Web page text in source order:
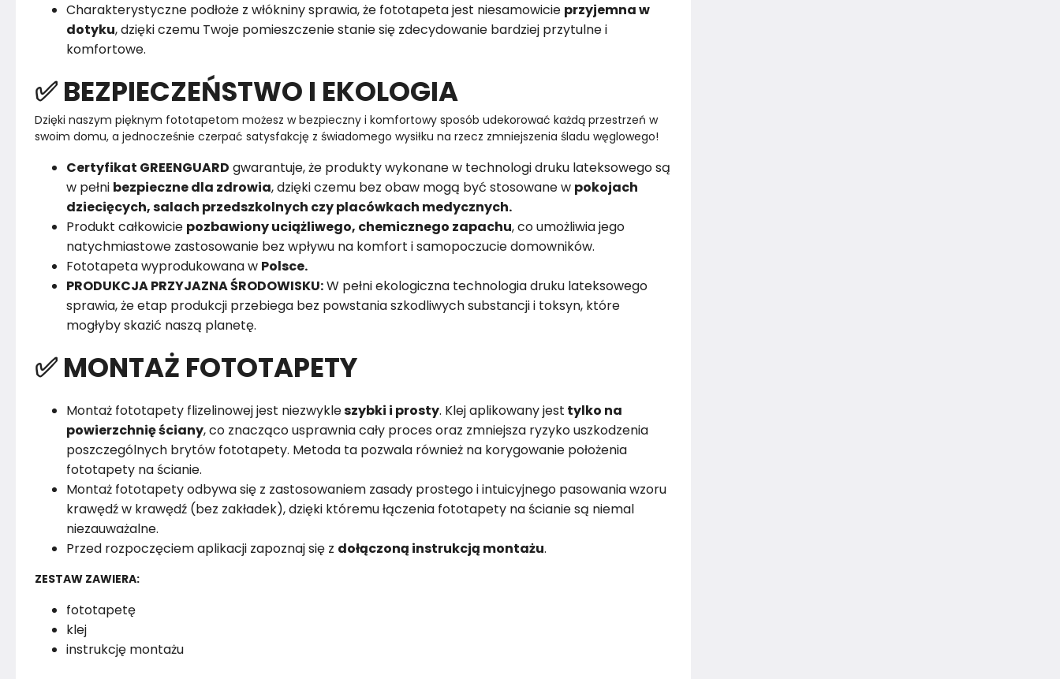
Charakterystyczne podłoże z włókniny sprawia, że fototapeta jest niesamowicie przyjemna w
dotyku, dzięki czemu Twoje pomieszczenie stanie się zdecydowanie bardziej przytulne i
komfortowe.
✅ BEZPIECZEŃSTWO I EKOLOGIA
Dzięki naszym pięknym fototapetom możesz w bezpieczny i komfortowy sposób udekorować każdą przestrzeń w
swoim domu, a jednocześnie czerpać satysfakcję z świadomego wysiłku na rzecz zmniejszenia śladu węglowego!
Certyfikat GREENGUARD gwarantuje, że produkty wykonane w technologi druku lateksowego są
w pełni bezpieczne dla zdrowia, dzięki czemu bez obaw mogą być stosowane w pokojach
dziecięcych, salach przedszkolnych czy placówkach medycznych.
Produkt całkowicie pozbawiony uciążliwego, chemicznego zapachu, co umożliwia jego
natychmiastowe zastosowanie bez wpływu na komfort i samopoczucie domowników.
Fototapeta wyprodukowana w Polsce.
PRODUKCJA PRZYJAZNA ŚRODOWISKU:W pełni ekologiczna technologia druku lateksowego
sprawia, że etap produkcji przebiega bez powstania szkodliwych substancji i toksyn, które
mogłyby skazić naszą planetę.
✅ MONTAŻ FOTOTAPETY
Montaż fototapety flizelinowej jest niezwykleszybki i prosty. Klej aplikowany jest tylko na
powierzchnię ściany, co znacząco usprawnia cały proces oraz zmniejsza ryzyko uszkodzenia
poszczególnych brytów fototapety. Metoda ta pozwala również na korygowanie położenia
fototapety na ścianie.
Montaż fototapety odbywa się z zastosowaniem zasady prostego i intuicyjnego pasowania wzoru
krawędź w krawędź (bez zakładek), dzięki któremu łączenia fototapety na ścianie są niemal
niezauważalne.
Przed rozpoczęciem aplikacji zapoznaj się z dołączoną instrukcją montażu.
ZESTAW ZAWIERA:
fototapetę
klej
instrukcję montażu